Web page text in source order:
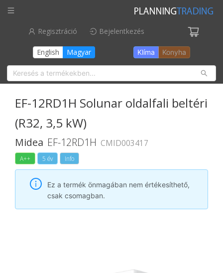
Regisztráció Bejelentkezés
English Magyar Klíma Konyha
Partnertérkép
Kapcsolat
Vállalati oldal
EF-12RD1H Solunar oldalfali beltéri
(R32, 3,5 kW)
Midea EF-12RD1H CMID003417
A++ 5 év Info
Ez a termék önmagában nem értékesíthető,
csak csomagban.